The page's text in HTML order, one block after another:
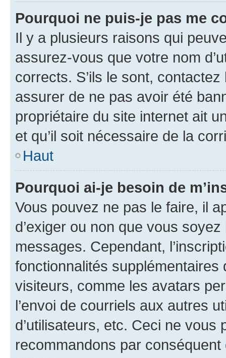
Pourquoi ne puis-je pas me
Il y a plusieurs raisons qui
assurez-vous que votre nom
corrects. S’ils le sont,
assurer de ne pas avoir été
propriétaire du site internet ait
et qu’il soit nécessaire de la
Haut
Pourquoi ai-je besoin de
Vous pouvez ne pas le faire, il
d’exiger ou non que vous
messages. Cependant,
fonctionnalités
visiteurs, comme les avatars
l’envoi de courriels aux autres
d’utilisateurs, etc. Ceci ne vous
recommandons par conséquent